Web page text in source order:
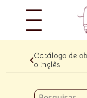
Catálogo de
o inglês